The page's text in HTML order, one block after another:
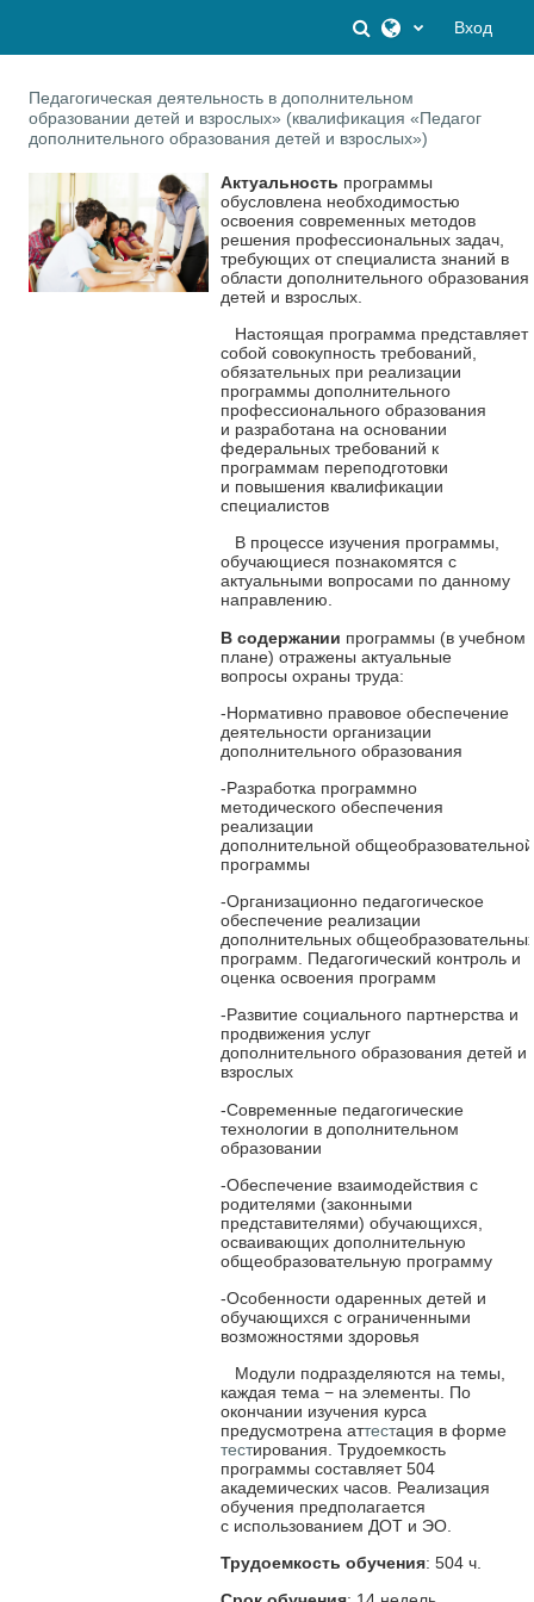
ИзменитьВход
Педагогическая деятельность в дополнительном
образовании детей и взрослых» (квалификация «Педагог
дополнительного образования детей и взрослых»)
Актуальность программы
обусловлена необходимостью
освоения современных методов
решения профессиональных задач,
требующих от специалиста знаний в
области дополнительного образования
детей и взрослых.
Настоящая программа представляет
собой совокупность требований,
обязательных при реализации
программы дополнительного
профессионального образования
и разработана на основании
федеральных требований к
программам переподготовки
и повышения квалификации
специалистов
В процессе изучения программы,
обучающиеся познакомятся с
актуальными вопросами по данному
направлению.
В содержании программы (в учебном
плане) отражены актуальные
вопросы охраны труда:
-Нормативно правовое обеспечение
деятельности организации
дополнительного образования
-Разработка программно
методического обеспечения
реализации
дополнительной общеобразовательной
программы
-Организационно педагогическое
обеспечение реализации
дополнительных
программ. Педагогический контроль и
оценка освоения программ
-Развитие социального партнерства и
продвижения услуг
дополнительного образования детей и
взрослых
-Современные педагогические
технологии в дополнительном
образовании
-Обеспечение взаимодействия с
родителями (законными
представителями) обучающихся,
осваивающих дополнительную
общеобразовательную программу
-Особенности одаренных детей и
обучающихся с ограниченными
возможностями здоровья
Модули подразделяются на темы,
каждая тема − на элементы. По
окончании изучения курса
предусмотрена аттестация в форме
тестирования. Трудоемкость
программы составляет 504
академических часов. Реализация
обучения предполагается
с использованием ДОТ и ЭО.
Трудоемкость обучения: 504 ч.